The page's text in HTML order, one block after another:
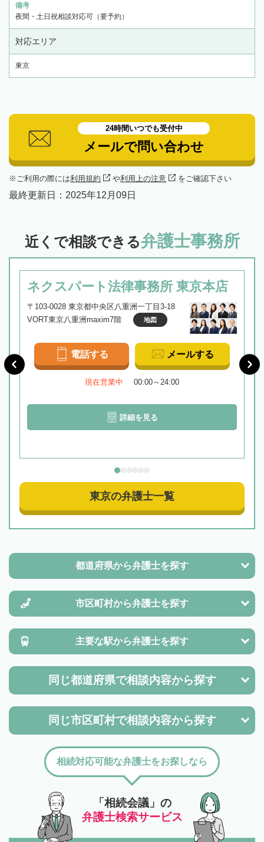
備考
夜間・土日祝相談対応可（要予約）
対応エリア
東京
24時間いつでも受付中
メールで問い合わせ
ご利用の際には利用規約 や利用上の注意 をご確認下さい
最終更新日： 2025年12月09日
近くで相談できる弁護士事務所
ネクスパート法律事務所 東京本店
〒103-0028 東京都中央区八重洲一丁目3-18
VORT東京八重洲maxim7階
地図
電話する メールする
現在営業中 00:00～24:00
詳細を見る
東京の弁護士一覧
都道府県から弁護士を探す
市区町村から弁護士を探す
主要な駅から弁護士を探す
同じ都道府県で相談内容から探す
同じ市区町村で相談内容から探す
「相続会議」の
弁護士検索サービス
相続対応可能な弁護士をお探しなら